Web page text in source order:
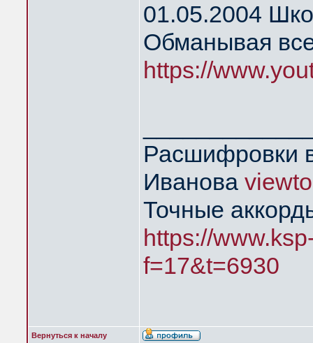
01.05.2004
Обманывая
https://
Расшифровки
Иванова
Точные
https://
f=17&t=6930
Вернуться к началу